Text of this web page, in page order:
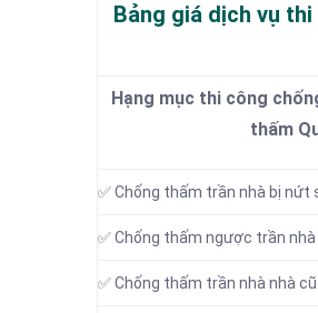
Bảng giá dịch vụ
Hạng mục thi công
thấm
✅ Chống thấm trần nhà bị
✅ Chống thấm ngược trần
✅ Chống thấm trần nhà nhà